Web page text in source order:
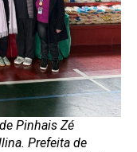
Pinhais Zé
Prefeita de